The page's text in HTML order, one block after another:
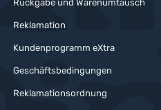
Rückgabe und Warenumtausch
Reklamation
Kundenprogramm eXtra
Geschäftsbedingungen
Reklamationsordnung